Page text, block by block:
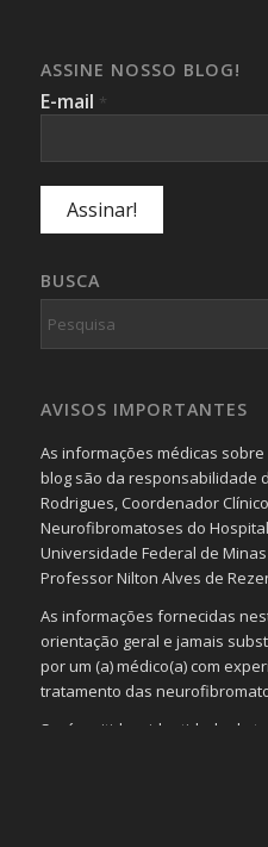
ASSINE NOSSO BLOG!
E-mail *
BUSCA
AVISOS IMPORTANTES
As informações médicas
blog são da responsabilidade
Rodrigues, Coordenador
Neurofibromatoses do
Universidade Federal de
Professor Nilton Alves de
As informações fornecidas
orientação geral e jamais
por um (a) médico(a) com
tratamento das
Será omitida a identidade de